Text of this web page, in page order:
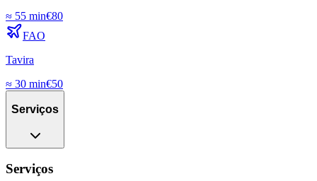
≈ 55 min€80
FAO
Tavira
≈ 30 min€50
Serviços
Serviços